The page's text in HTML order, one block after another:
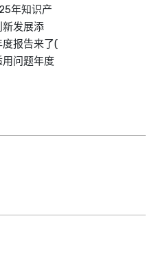
年知识产
新发展添
报告来了(
问题年度